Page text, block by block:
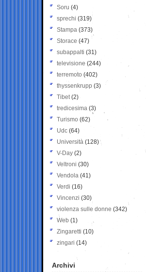
Soru (4)
sprechi (319)
Stampa (373)
Storace (47)
subappalti (31)
televisione(244)
terremoto (402)
thyssenkrupp (3)
Tibet(2)
tredicesima (3)
Turismo (62)
Udc (64)
Università (128)
V-Day (2)
Veltroni (30)
Vendola (41)
Verdi (16)
Vincenzi (30)
violenza sulle donne (342)
Web (1)
Zingaretti (10)
zingari (14)
Archivi